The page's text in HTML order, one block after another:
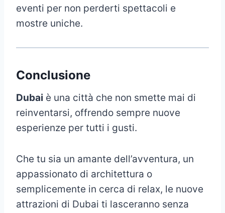
eventi per non perderti spettacoli e
mostre uniche.
Conclusione
Dubai è una città che non smette mai di
reinventarsi, offrendo sempre nuove
esperienze per tutti i gusti.
Che tu sia un amante dell’avventura, un
appassionato di architettura o
semplicemente in cerca di relax, le nuove
attrazioni di Dubai ti lasceranno senza